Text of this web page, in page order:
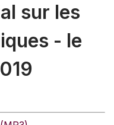
sur les
- le